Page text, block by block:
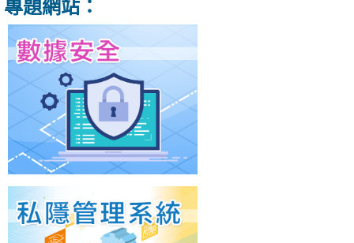
專題網站：